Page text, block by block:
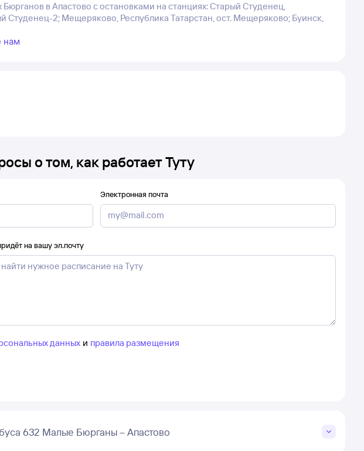
в Апастово с остановками на станциях: Старый Студенец,
Студенец-2; Мещеряково, Республика Татарстан, ост. Мещеряково; Буинск,
нам
о том, как работает Туту
Электронная почта
на вашу эл.почту
данных и правила размещения
632 Малые Бюрганы – Апастово